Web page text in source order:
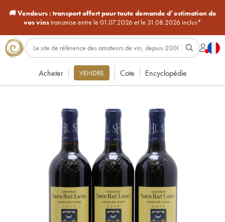
🚚Vendeurs : transport offert pour toute demande d’estimation de
vos vinstransmise entre le 01.07.2026 et le 31.08.2026 inclus*
Acheter VENDRE Cote Encyclopédie